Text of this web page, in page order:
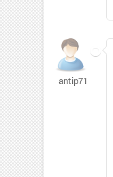
antip71